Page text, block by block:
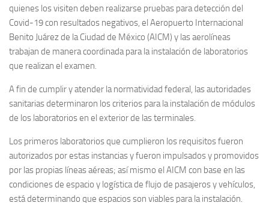
quienes los visiten deben realizarse pruebas para detección del
Covid-19 con resultados negativos, el Aeropuerto Internacional
Benito Juárez de la Ciudad de México (AICM) y las aerolíneas
trabajan de manera coordinada para la instalación de laboratorios
que realizan el examen.
A fin de cumplir y atender la normatividad federal, las autoridades
sanitarias determinaron los criterios para la instalación de módulos
de los laboratorios en el exterior de las terminales.
Los primeros laboratorios que cumplieron los requisitos fueron
autorizados por estas instancias y fueron impulsados y promovidos
por las propias líneas aéreas; así mismo el AICM con base en las
condiciones de espacio y logística de flujo de pasajeros y vehículos,
está determinando que espacios son viables para la instalación.